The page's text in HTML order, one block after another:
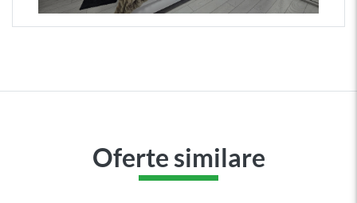
Oferte similare